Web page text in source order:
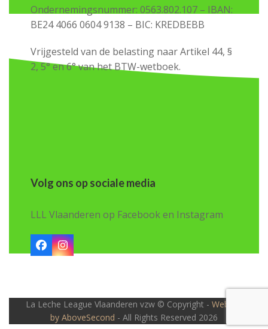
Ondernemingsnummer: 0563.802.107 – IBAN:
BE24 4066 0604 9138 – BIC: KREDBEBB
Vrijgesteld van de belasting naar Artikel 44, §
2, 5° en 6° van het BTW-wetboek.
Volg ons op sociale media
LLL Vlaanderen op Facebook en Instagram
FacebookInstagram
La Leche League Vlaanderen vzw © Copyright - Website
by AboveSecond - All Rights Reserved 2026